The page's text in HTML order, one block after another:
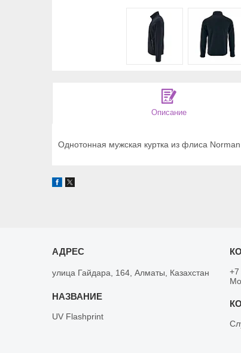
Описание
Однотонная мужская куртка из флиса
улица Гайдара, 164, Алматы, Казахстан
UV Flashprint